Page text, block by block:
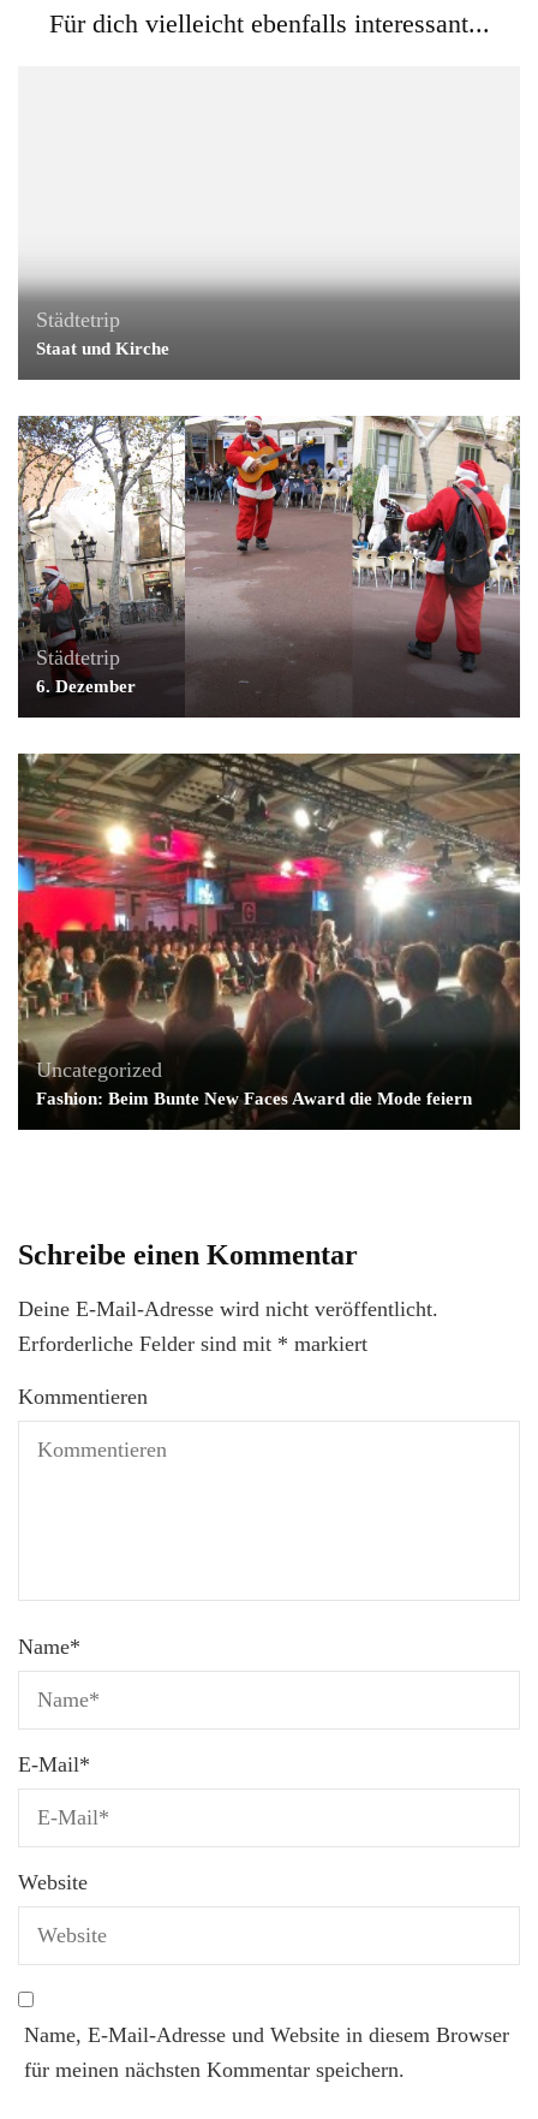
Für dich vielleicht ebenfalls interessant...
Städtetrip
Staat und Kirche
Städtetrip
6. Dezember
Uncategorized
Fashion: Beim Bunte New Faces Award die Mode feiern
Schreibe einen Kommentar
Deine E-Mail-Adresse wird nicht veröffentlicht.
Erforderliche Felder sind mit * markiert
Kommentieren
Name*
E-Mail*
Website
Name, E-Mail-Adresse und Website in diesem Browser
für meinen nächsten Kommentar speichern.